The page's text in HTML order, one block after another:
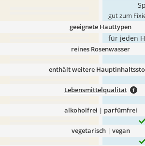
gut zum
geeignete Hauttypen
für jeden
reines Rosenwasser
enthält weitere
Lebensmittelqualität
alkoholfrei | parfümfrei
vegetarisch | vegan